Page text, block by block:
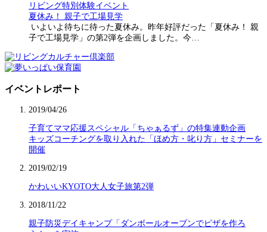
リビング特別体験イベント
夏休み！ 親子で工場見学
いよいよ待ちに待った夏休み。昨年好評だった「夏休み！ 親
子で工場見学」の第2弾を企画しました。今…
イベントレポート
2019/04/26
子育てママ応援スペシャル「ちゃぁるず」の特集連動企画
キッズコーチングを取り入れた「ほめ方・叱り方」セミナーを
開催
2019/02/19
かわいいKYOTO大人女子旅第2弾
2018/11/22
親子防災デイキャンプ「ダンボールオーブンでピザを作ろ